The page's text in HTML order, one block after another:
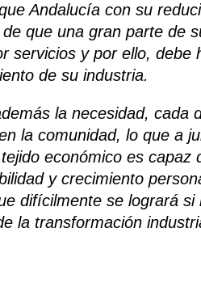
Andalucía con su
que una gran parte de
servicios y por ello, debe
de su industria.
la necesidad, cada
la comunidad, lo que a
económico es capaz
y crecimiento
difícilmente se logrará si
la transformación